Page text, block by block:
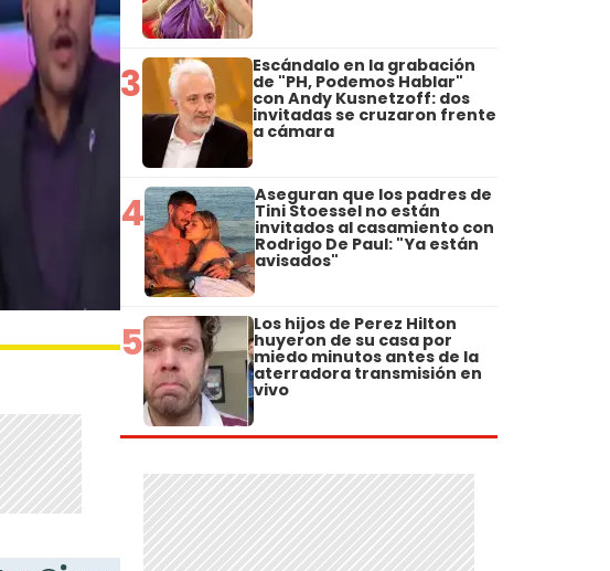
3 Escándalo en la grabación
de "PH, Podemos Hablar"
con Andy Kusnetzoff: dos
invitadas se cruzaron frente
a cámara
4 Aseguran que los padres de
Tini Stoessel no están
invitados al casamiento con
Rodrigo De Paul: "Ya están
avisados"
5 Los hijos de Perez Hilton
huyeron de su casa por
miedo minutos antes de la
aterradora transmisión en
vivo